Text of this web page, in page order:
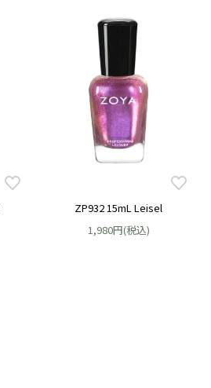
ZP932 15mL Leisel
1,980円(税込)